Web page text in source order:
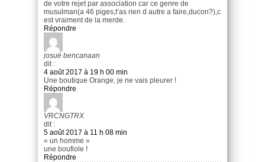
de votre rejet par association car ce genre de
musulman(a 46 piges,t’as rien d autre a faire,ducon?),c
est vraiment de la merde.
Répondre
josué bencanaan
dit :
4 août 2017 à 19 h 00 min
Une boutique Orange, je ne vais pleurer !
Répondre
VRCNGTRX
dit :
5 août 2017 à 11 h 08 min
« un homme »
une boufiole !
Répondre